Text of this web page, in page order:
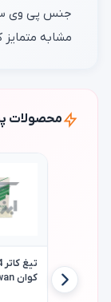
جنس پی وی
مشابه
محصولات
کوان kowan